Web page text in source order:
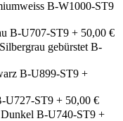
B-W1000-ST9
B-U707-ST9 + 50,00 €
Silbergrau gebürstet B-
B-U899-ST9 +
U727-ST9 + 50,00 €
Dunkel B-U740-ST9 +